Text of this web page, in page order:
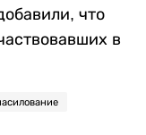
что
в